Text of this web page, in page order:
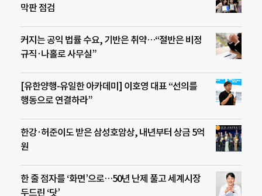
막판 점검
커지는 공익 법률 수요, 기반은 취약…“절반은 비정
규직·나홀로 사무실”
[유한양행-유일한 아카데미] 이호영 대표 “선의를
행동으로 연결하라”
한강·허준이도 받은 삼성호암상, 내년부터 상금 5억
원
한 줄 점자를 ‘화면’으로…50년 난제 풀고 세계시장
두드린 ‘닷’